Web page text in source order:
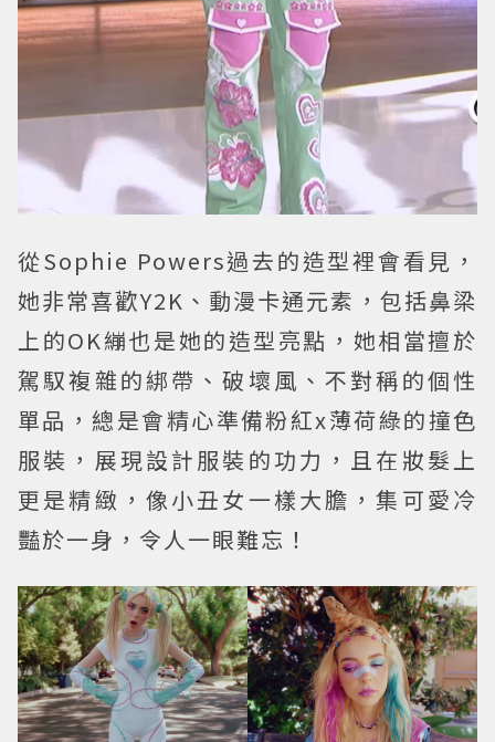
從Sophie Powers過去的造型裡會看見，
她非常喜歡Y2K、動漫卡通元素，包括鼻梁
上的OK繃也是她的造型亮點，她相當擅於
駕馭複雜的綁帶、破壞風、不對稱的個性
單品，總是會精心準備粉紅x薄荷綠的撞色
服裝，展現設計服裝的功力，且在妝髮上
更是精緻，像小丑女一樣大膽，集可愛冷
豔於一身，令人一眼難忘！